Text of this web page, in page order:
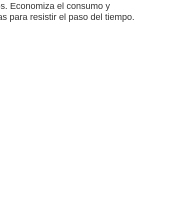
Economiza el consumo y
para resistir el paso del tiempo.